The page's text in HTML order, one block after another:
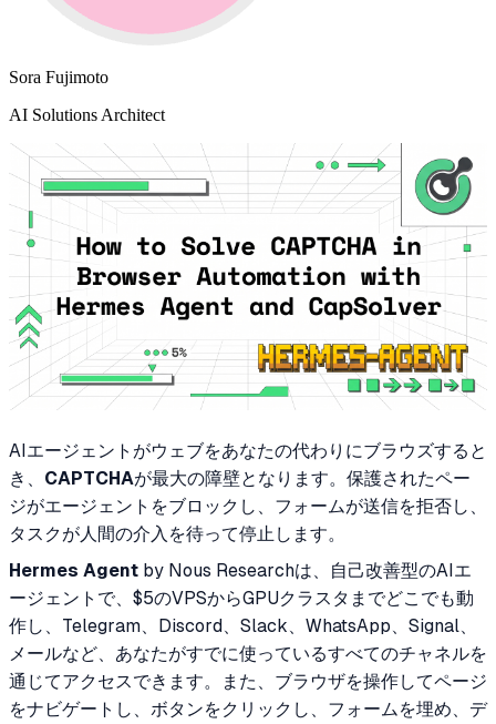
Sora Fujimoto
AI Solutions Architect
AIエージェントがウェブをあなたの代わりにブラウズすると
き、 CAPTCHAが最大の障壁となります。保護されたペー
ジがエージェントをブロックし、フォームが送信を拒否し、
タスクが人間の介入を待って停止します。
Hermes Agent by Nous Researchは、自己改善型のAIエ
ージェントで、$5のVPSからGPUクラスタまでどこでも動
作し、Telegram、Discord、Slack、WhatsApp、Signal、
メールなど、あなたがすでに使っているすべてのチャネルを
通じてアクセスできます。また、ブラウザを操作してページ
をナビゲートし、ボタンをクリックし、フォームを埋め、デ